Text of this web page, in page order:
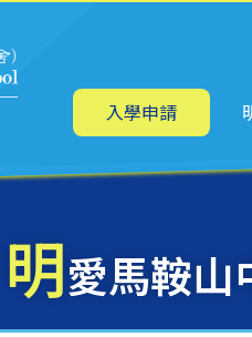
主
航 入學申請
明愛馬鞍山